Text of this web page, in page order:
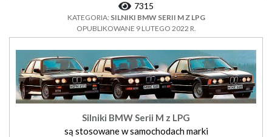
7315
KATEGORIA: SILNIKI BMW SERII M Z LPG
OPUBLIKOWANE 9 LUTEGO 2022 R.
Silniki BMW Serii M z LPG
są stosowane w samochodach marki